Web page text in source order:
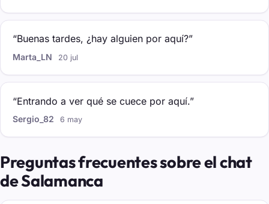
“Buenas tardes, ¿hay alguien por aquí?”
Marta_LN 20 jul
“Entrando a ver qué se cuece por aquí.”
Sergio_82 6 may
Preguntas frecuentes sobre el chat
de Salamanca